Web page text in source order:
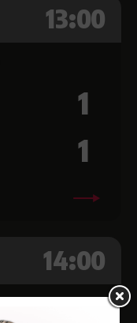
13:00
1
1
14:00